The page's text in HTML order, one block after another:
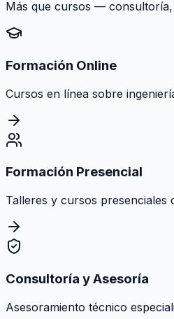
Más que cursos —
Formación Online
Cursos en línea sobre
Formación Presencial
Talleres y cursos presenciales
Consultoría y Asesoría
Asesoramiento técnico